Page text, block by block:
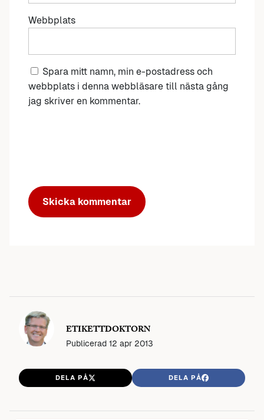
Webbplats
Spara mitt namn, min e-postadress och
webbplats i denna webbläsare till nästa gång
jag skriver en kommentar.
ETIKETTDOKTORN
Publicerad 12 apr 2013
DELA PÅ DELA PÅ